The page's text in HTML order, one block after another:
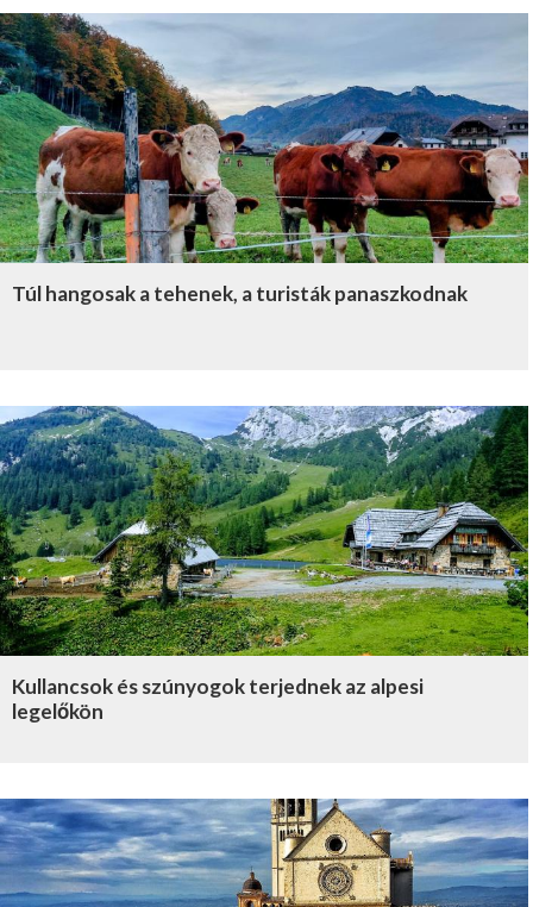
Túl hangosak a tehenek, a turisták panaszkodnak
Kullancsok és szúnyogok terjednek az alpesi
legelőkön